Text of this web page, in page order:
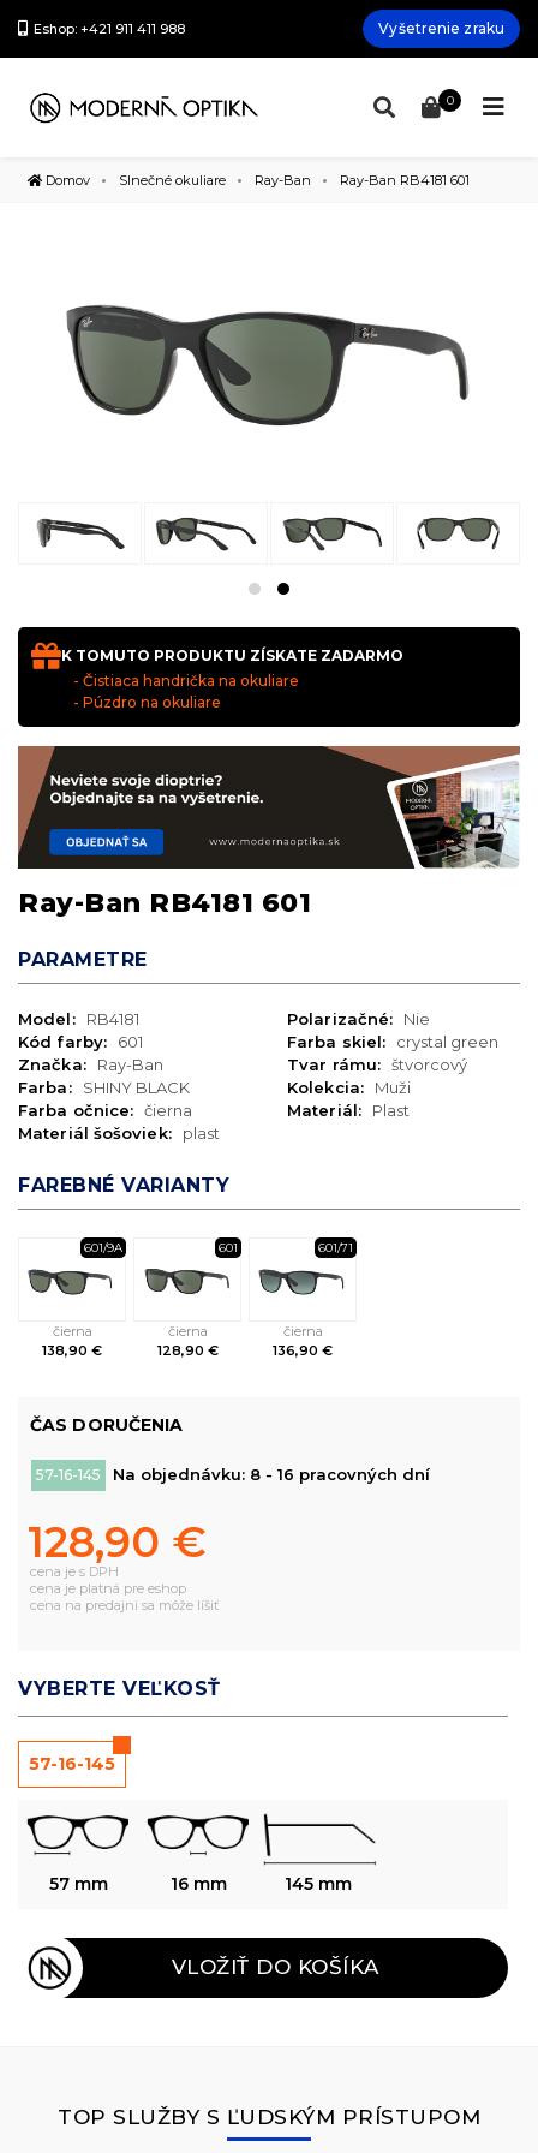
Eshop: +421 911 411 988 Vyšetrenie zraku
0
Domov Slnečné okuliare Ray-Ban Ray-Ban RB4181 601
K TOMUTO PRODUKTU ZÍSKATE ZADARMO
- Čistiaca handrička na okuliare
- Púzdro na okuliare
Ray-Ban RB4181 601
PARAMETRE
Model:
RB4181
Kód farby:
601
Značka:
Ray-Ban
Farba:
SHINY BLACK
Farba očnice: čierna
Materiál šošoviek:
plast
Polarizačné:
Nie
Farba skiel:
crystal green
Tvar rámu: štvorcový
Kolekcia:
Muži
Materiál:
Plast
FAREBNÉ VARIANTY
601/9A
čierna
138,90 €
601
čierna
128,90 €
601/71
čierna
136,90 €
ČAS DORUČENIA
57-16-145 Na objednávku: 8 - 16 pracovných dní
128,90 €
cena je s DPH
cena je platná pre eshop
cena na predajni sa môže líšiť
VYBERTE VEĽKOSŤ
57-16-145
57 mm 16 mm 145 mm
VLOŽIŤ DO KOŠÍKA
TOP SLUŽBY S ĽUDSKÝM PRÍSTUPOM